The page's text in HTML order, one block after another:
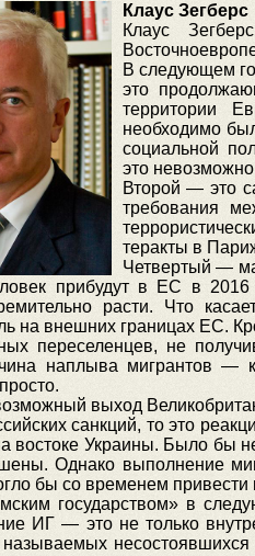
Клаус Зегберс
Клаус
В следующем
это
территории
необходимо
социальной
это
Второй — это
требования
теракты в
Четвертый —
прибудут в ЕС в
расти. Что
на внешних границах ЕС.
переселенцев, не
наплыва мигрантов —
выход
санкций, то это
востоке Украины. Было бы
Однако выполнение
бы со временем привести
государством» в
ИГ — это не только
называемых